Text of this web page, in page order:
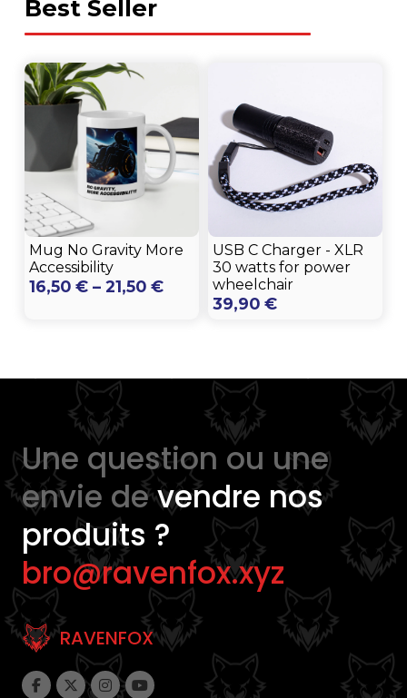
Best Seller
Mug No Gravity More
Accessibility
16,50 € – 21,50 €Price
range:
USB C Charger - XLR
30 watts for power
wheelchair
39,90 €
Une question ou une
envie devendre nos
produits ?
bro@ravenfox.xyz
RAVENFOX